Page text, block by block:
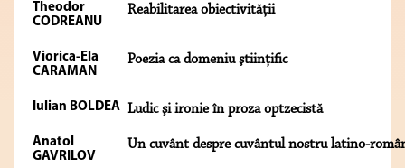
Theodor
CODREANU
Reabilitarea obiectivităţii
Viorica-Ela
CARAMAN
Poezia ca domeniu ştiinţific
Iulian BOLDEA Ludic şi ironie în proza optzecistă
Anatol
GAVRILOV
Un cuvânt despre cuvântul nostru latino-